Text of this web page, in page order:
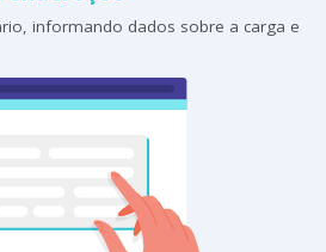
informando dados sobre a carga e